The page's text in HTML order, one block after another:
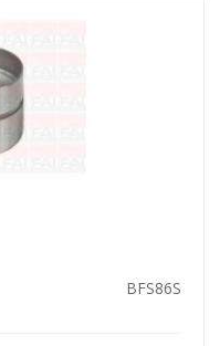
BFS86S